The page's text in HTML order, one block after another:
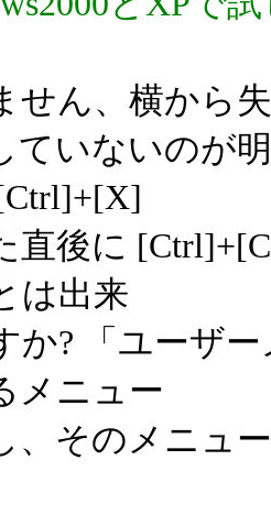
ん、横から
いないのが
直後に
は出来
か? 「ユーザ
メニュー
、そのメニュ